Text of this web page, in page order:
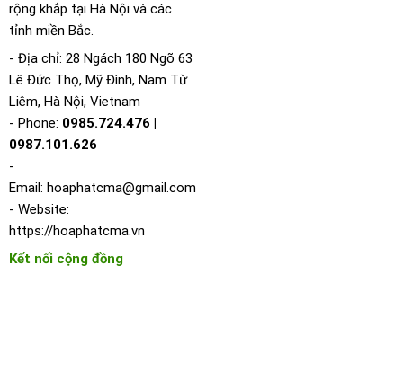
rộng khắp tại Hà Nội và các
tỉnh miền Bắc.
- Địa chỉ: 28 Ngách 180 Ngõ 63
Lê Đức Thọ, Mỹ Đình, Nam Từ
Liêm, Hà Nội, Vietnam
- Phone: 0985.724.476 |
0987.101.626
-
Email: hoaphatcma@gmail.com
- Website:
https://hoaphatcma.vn
Kết nối cộng đồng